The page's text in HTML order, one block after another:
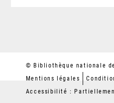
© Bibliothèque nationale
Mentions légales
Accessibilité :